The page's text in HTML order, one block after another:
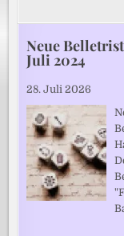
Neue
Juli 2024
28. Juli 2026